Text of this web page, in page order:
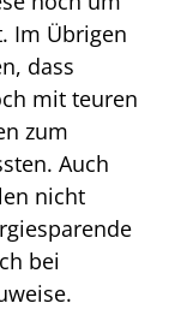
Im Übrigen
dass
mit teuren
zum
Auch
nicht
bei